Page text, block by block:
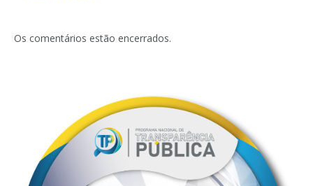
Os comentários estão encerrados.